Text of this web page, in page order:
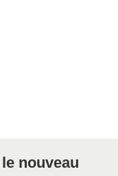
nouveau